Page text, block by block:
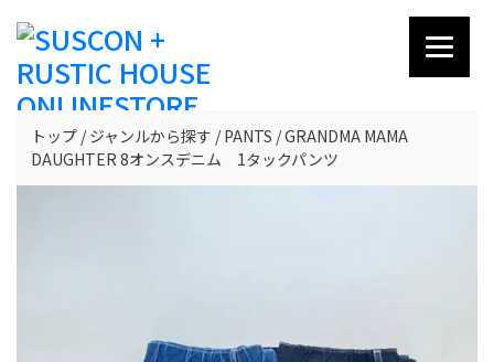
トップ ジャンルから探す PANTS GRANDMA MAMA
DAUGHTER 8オンスデニム 1タックパンツ